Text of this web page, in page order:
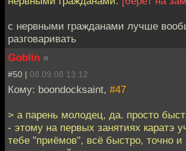
с нервными гражданами лучше
разговаривать
Goblin »
#50 | 08.09.08 13:12
Кому: boondocksaint, #47
> а парень молодец, да. просто
- этому на первых занятиях каратэ
тебе "приёмов", всё быстро, точно и